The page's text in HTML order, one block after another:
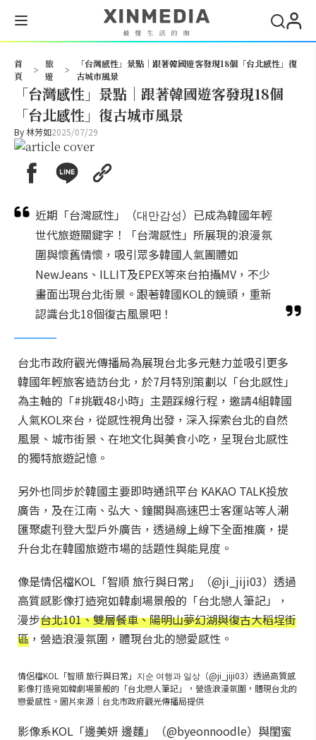
首
頁
>
旅
遊
>
「台灣感性」景點｜跟著韓國遊客發現18個「台北感性」復
古城市風景
「台灣感性」景點｜跟著韓國遊客發現18個
「台北感性」復古城市風景
By林芳如2025/07/29
近期「台灣感性」（대만감성）已成為韓國年輕
世代旅遊關鍵字！「台灣感性」所展現的浪漫氛
圍與懷舊情懷，吸引眾多韓國人氣團體如
NewJeans、ILLIT及EPEX等來台拍攝MV，不少
畫面出現台北街景。跟著韓國KOL的鏡頭，重新
認識台北18個復古風景吧！
台北市政府觀光傳播局為展現台北多元魅力並吸引更多
韓國年輕旅客造訪台北，於7月特別策劃以「台北感性」
為主軸的「#挑戰48小時」主題踩線行程，邀請4組韓國
人氣KOL來台，從感性視角出發，深入探索台北的自然
風景、城市街景、在地文化與美食小吃，呈現台北感性
的獨特旅遊記憶。
另外也同步於韓國主要即時通訊平台 KAKAO TALK投放
廣告，及在江南、弘大、鐘閣與高速巴士客運站等人潮
匯聚處刊登大型戶外廣告，透過線上線下全面推廣，提
升台北在韓國旅遊市場的話題性與能見度。
像是情侶檔KOL「智順 旅行與日常」（@ji_jiji03）透過
高質感影像打造宛如韓劇場景般的「台北戀人筆記」，
漫步台北101、雙層餐車、陽明山夢幻湖與復古大稻埕街
區 ，營造浪漫氛圍，體現台北的戀愛感性。
情侶檔KOL「智順 旅行與日常」지순 여행과 일상（@ji_jiji03）透過高質感
影像打造宛如韓劇場景般的「台北戀人筆記」，營造浪漫氛圍，體現台北的
戀愛感性。圖片來源｜台北市政府觀光傳播局提供
影像系KOL「邊美妍 邊麵」（@byeonnoodle）與閨蜜